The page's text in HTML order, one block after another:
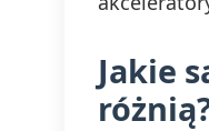
Jakie